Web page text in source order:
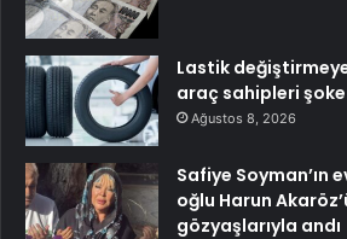
Lastik
araç sahipleri
Ağustos 8, 2026
Safiye Soyman’ın
oğlu Harun
gözyaşlarıyla andı